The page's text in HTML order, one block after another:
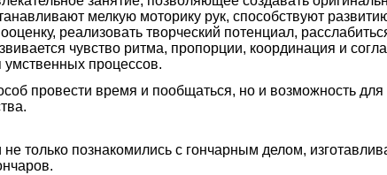
мелкую моторику рук, способствуют
реализовать творческий потенциал,
чувство ритма, пропорции, координация и
умственных процессов.
провести время и пообщаться, но и возможность для
не только познакомились с гончарным делом,